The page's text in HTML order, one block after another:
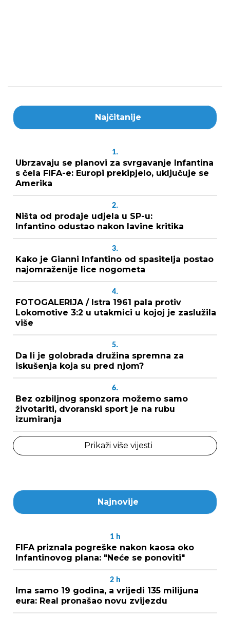
Najčitanije
1.
Ubrzavaju se planovi za svrgavanje Infantina
s čela FIFA-e: Europi prekipjelo, uključuje se
Amerika
2.
Ništa od prodaje udjela u SP-u:
Infantino odustao nakon lavine kritika
3.
Kako je Gianni Infantino od spasitelja postao
najomraženije lice nogometa
4.
FOTOGALERIJA / Istra 1961 pala protiv
Lokomotive 3:2 u utakmici u kojoj je zaslužila
više
5.
Da li je golobrada družina spremna za
iskušenja koja su pred njom?
6.
Bez ozbiljnog sponzora možemo samo
životariti, dvoranski sport je na rubu
izumiranja
Prikaži više vijesti
Najnovije
1 h
FIFA priznala pogreške nakon kaosa oko
Infantinovog plana: "Neće se ponoviti"
2 h
Ima samo 19 godina, a vrijedi 135 milijuna
eura: Real pronašao novu zvijezdu